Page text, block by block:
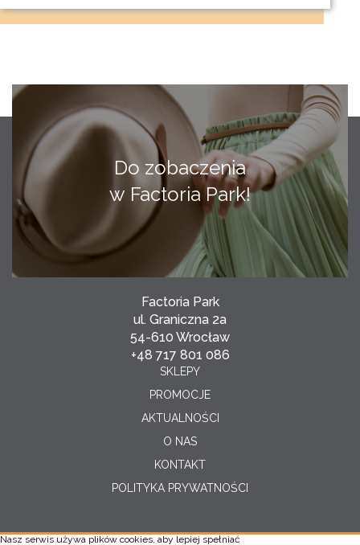
Do zobaczenia
w Factoria Park!
Factoria Park
ul. Graniczna 2a
54-610 Wrocław
+48 717 801 086
SKLEPY
PROMOCJE
AKTUALNOŚCI
O NAS
KONTAKT
POLITYKA PRYWATNOŚCI
Nasz serwis używa plików cookies, aby lepiej spełniać